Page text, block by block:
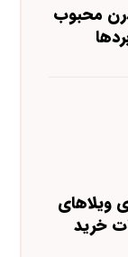
محبوب
ویلاهای
خرید